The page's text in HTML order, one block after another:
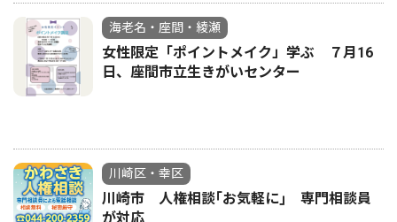
海老名・座間・綾瀬
女性限定「ポイントメイク」学ぶ ７月16
日、座間市立生きがいセンター
川崎区・幸区
川崎市 人権相談｢お気軽に｣ 専門相談員
が対応